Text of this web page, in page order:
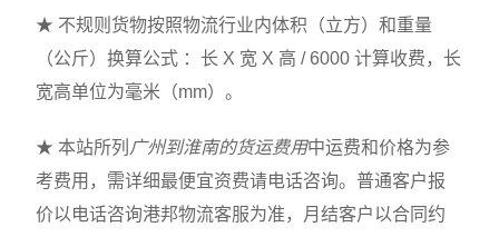
★ 不规则货物按照物流行业内体积（立方）和重量
（公斤）换算公式 ：长 X 宽 X 高 / 6000 计算收费，长
宽高单位为毫米（mm）。
★ 本站所列 广州到淮南的货运费用中运费和价格为参
考费用，需详细最便宜资费请电话咨询。普通客户报
价以电话咨询港邦物流客服为准，月结客户以合同约